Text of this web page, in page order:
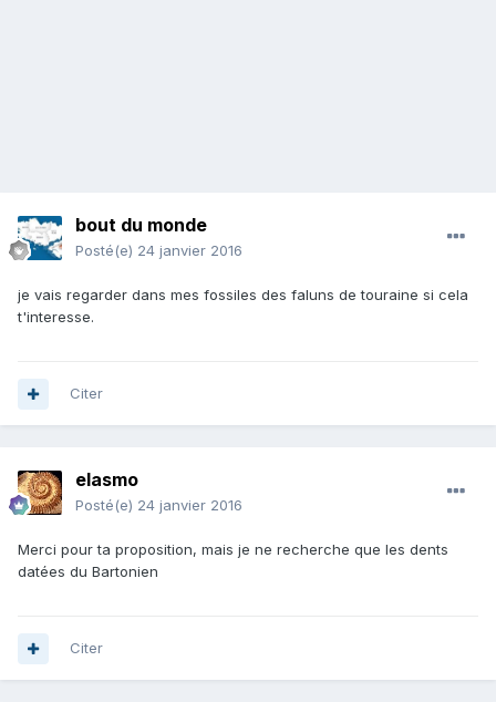
bout du monde
Posté(e) 24 janvier 2016
je vais regarder dans mes fossiles des faluns de touraine si cela
t'interesse.
Citer
elasmo
Posté(e) 24 janvier 2016
Merci pour ta proposition, mais je ne recherche que les dents
datées du Bartonien
Citer